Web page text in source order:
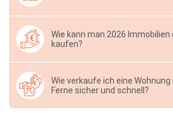
Wie kann man 2026 Immobilien
kaufen?
Wie verkaufe ich eine
Ferne sicher und schnell?